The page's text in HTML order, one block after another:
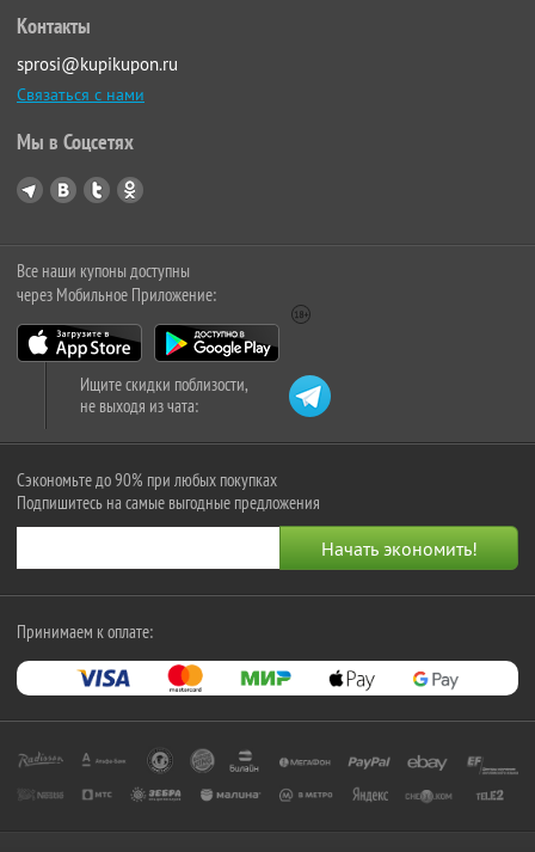
Контакты
sprosi@kupikupon.ru
Связаться с нами
Мы в Соцсетях
Все наши купоны доступны
через Мобильное Приложение:
Ищите скидки поблизости,
не выходя из чата:
Сэкономьте до 90% при любых покупках
Подпишитесь на самые выгодные предложения
Принимаем к оплате: